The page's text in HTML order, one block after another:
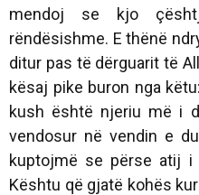
mendoj se kjo
rëndësishme. E thënë
ditur pas të dërguarit të
kësaj pike buron nga
kush është njeriu më i
vendosur në vendin e
kuptojmë se përse atij i
Kështu që gjatë kohës